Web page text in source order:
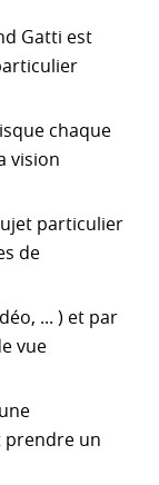
Gatti est
chaque
vision
particulier
de
... ) et par
vue
prendre un